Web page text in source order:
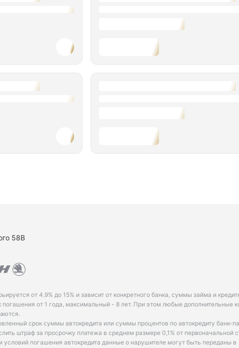
58В
от 4.9% до 15% и зависит от конкретного банка, суммы займа и
от 1 года, максимальный - 8 лет. При этом любые дополнительные
срок суммы автокредита или суммы процентов по автокредиту банк-
штраф за просрочку платежа в среднем размере 0,1% от первоначальной
условий погашения автокредита данные о нарушителе могут быть переданы в